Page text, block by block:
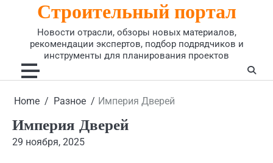
Строительный портал
Новости отрасли, обзоры новых материалов,
рекомендации экспертов, подбор подрядчиков и
инструменты для планирования проектов
Home Разное Империя Дверей
Империя Дверей
29 ноября, 2025